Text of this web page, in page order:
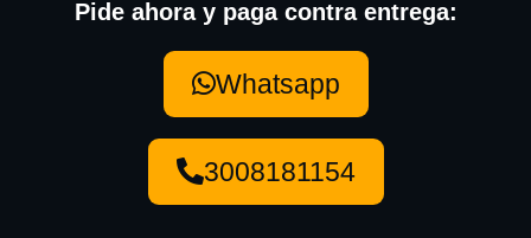
Pide ahora y paga contra entrega:
Whatsapp
3008181154